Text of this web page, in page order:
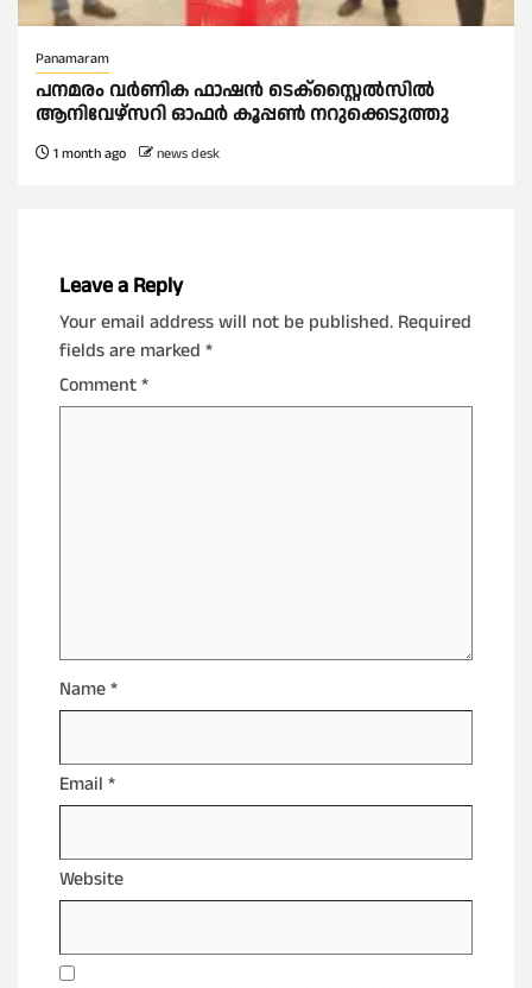
Panamaram
പനമരം വർണിക ഫാഷൻ ടെക്സ്റ്റൈൽസിൽ
ആനിവേഴ്‌സറി ഓഫർ കൂപ്പൺ നറുക്കെടുത്തു
1 month ago news desk
Leave a Reply
Your email address will not be published. Required
fields are marked *
Comment*
Name*
Email *
Website